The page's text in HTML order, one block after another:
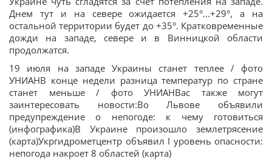
Днем тут и на севере ожидается +25°...+29°, а на
остальной территории будет до +35°. Кратковременные
дожди на западе, севере и в Винницкой области
продолжатся.
19 июля на западе Украины станет теплее / фото
УНИАНВ конце недели разница температур по стране
станет меньше / фото УНИАНВас также могут
заинтересовать новости:Во Львове объявили
предупреждение о непогоде: к чему готовиться
(инфографика)В Украине произошло землетрясение
(карта)Укргидрометцентр объявил І уровень опасности:
непогода накроет 8 областей (карта)